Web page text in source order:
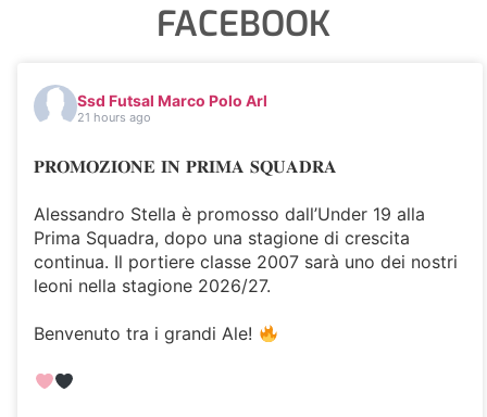
FACEBOOK
Ssd Futsal Marco Polo Arl
21 hours ago
𝐏𝐑𝐎𝐌𝐎𝐙𝐈𝐎𝐍𝐄 𝐈𝐍 𝐏𝐑𝐈𝐌𝐀 𝐒𝐐𝐔𝐀𝐃𝐑𝐀
Alessandro Stella è promosso dall’Under 19 alla
Prima Squadra, dopo una stagione di crescita
continua. Il portiere classe 2007 sarà uno dei nostri
leoni nella stagione 2026/27.
Benvenuto tra i grandi Ale!